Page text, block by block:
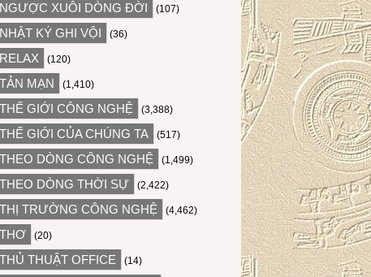
NGƯỢC XUÔI DÒNG ĐỜI (107)
NHẬT KÝ GHI VỘI (36)
RELAX (120)
TẢN MẠN (1,410)
THẾ GIỚI CÔNG NGHỆ (3,388)
THẾ GIỚI CỦA CHÚNG TA (517)
THEO DÒNG CÔNG NGHỆ (1,499)
THEO DÒNG THỜI SỰ (2,422)
THỊ TRƯỜNG CÔNG NGHỆ (4,462)
THƠ (20)
THỦ THUẬT OFFICE (14)